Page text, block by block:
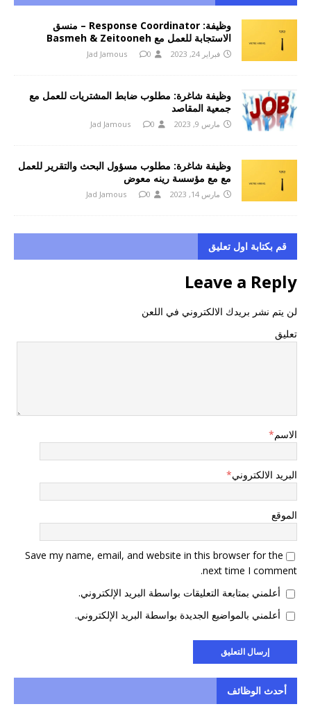
وظيفة: Response Coordinator – منسق
الاستجابة للعمل مع Basmeh & Zeitooneh
فبراير 24, 2023 Jad Jamous 0
وظيفة شاغرة: مطلوب ضابط المشتريات للعمل مع
جمعية المقاصد
مارس 9, 2023 Jad Jamous 0
وظيفة شاغرة: مطلوب مسؤول البحث والتقرير للعمل
مع مع مؤسسة رينه معوض
مارس 14, 2023 Jad Jamous 0
قم بكتابة اول تعليق
Leave a Reply
لن يتم نشر بريدك الالكتروني في اللعن
تعليق
الاسم*
البريد الالكتروني*
الموقع
Save my name, email, and website in this browser for the
next time I comment.
أعلمني بمتابعة التعليقات بواسطة البريد الإلكتروني.
أعلمني بالمواضيع الجديدة بواسطة البريد الإلكتروني.
أحدث الوظائف